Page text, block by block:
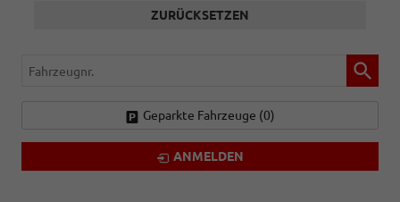
ZURÜCKSETZEN
Fahrzeugnr.
Geparkte Fahrzeuge (0)
ANMELDEN